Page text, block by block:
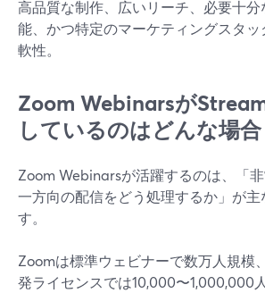
高品質な制作、広いリーチ、必要十
能、かつ特定のマーケティングスタ
軟性。
Zoom Webinarsが
しているのはどんな場合
Zoom Webinarsが活躍するのは、「
一方向の配信をどう処理するか」が
す。
Zoomは標準ウェビナーで数万人規模
発ライセンスでは10,000〜1,000,000